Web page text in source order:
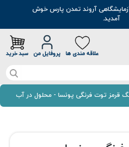
آروند تمدن پارس خوش
آمدید.
علاقه مندی ها پروفایل من سبد خرید
قرمز توت فرنگی پونسا - محلول در آب